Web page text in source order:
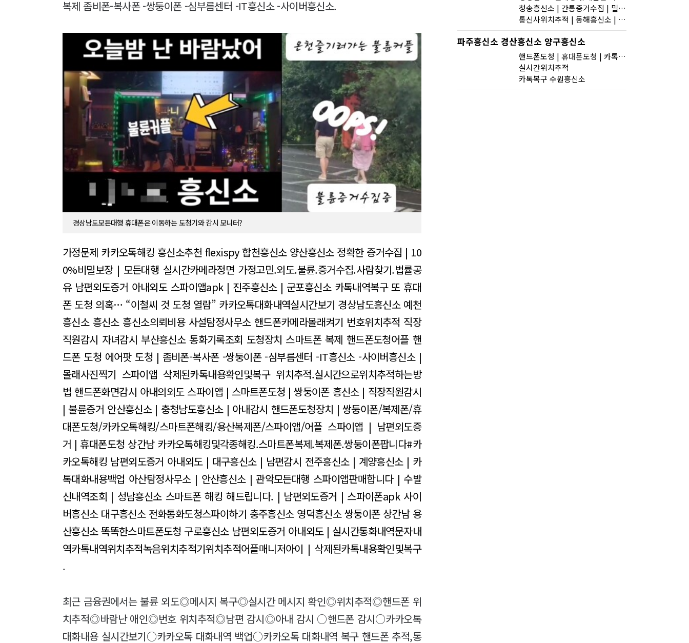
복제 좀비폰-복사폰 -쌍둥이폰 -심부름센터 -IT흥신소 -사이버흥신소.
경상남도모든대행 휴대폰은 이동하는 도청기와 감시 모니터?
가정문제 카카오톡해킹 흥신소추천 flexispy 합천흥신소 양산흥신소 정확한 증거수집 | 10
0%비밀보장 | 모든대행 실시간카메라정면 가정고민.외도.불륜.증거수집.사람찾기.법률공
유 남편외도증거 아내외도 스파이앱apk | 진주흥신소 | 군포흥신소 카톡내역복구 또 휴대
폰 도청 의혹… “이철씨 것 도청 열람” 카카오톡대화내역실시간보기 경상남도흥신소 예천
흥신소 흥신소 흥신소의뢰비용 사설탐정사무소 핸드폰카메라몰래켜기 번호위치추적 직장
직원감시 자녀감시 부산흥신소 통화기록조회 도청장치 스마트폰 복제 핸드폰도청어플 핸
드폰 도청 에어팟 도청 | 좀비폰-복사폰 -쌍둥이폰 -심부름센터 -IT흥신소 -사이버흥신소 |
몰래사진찍기 스파이앱 삭제된카톡내용확인및복구 위치추적.실시간으로위치추적하는방
법 핸드폰화면감시 아내의외도 스파이앱 | 스마트폰도청 | 쌍둥이폰 흥신소 | 직장직원감시
| 불륜증거 안산흥신소 | 충청남도흥신소 | 아내감시 핸드폰도청장치 | 쌍둥이폰/복제폰/휴
대폰도청/카카오톡해킹/스마트폰해킹/용산복제폰/스파이앱/어플 스파이앱 | 남편외도증
거 | 휴대폰도청 상간남 카카오톡해킹및각종해킹.스마트폰복제.복제폰.쌍둥이폰팝니다#카
카오톡해킹 남편외도증거 아내외도 | 대구흥신소 | 남편감시 전주흥신소 | 계양흥신소 | 카
톡대화내용백업 아산탐정사무소 | 안산흥신소 | 관악모든대행 스파이앱판매합니다 | 수발
신내역조회 | 성남흥신소 스마트폰 해킹 해드립니다. | 남편외도증거 | 스파이폰apk 사이
버흥신소 대구흥신소 전화통화도청스파이하기 충주흥신소 영덕흥신소 쌍둥이폰 상간남 용
산흥신소 똑똑한스마트폰도청 구로흥신소 남편외도증거 아내외도 | 실시간통화내역문자내
역카톡내역위치추적녹음위치추적기위치추적어플매니저아이 | 삭제된카톡내용확인및복구
.
최근 금융권에서는 불륜 외도◎메시지 복구◎실시간 메시지 확인◎위치추적◎핸드폰 위
치추적◎바람난 애인◎번호 위치추적◎남편 감시◎아내 감시 ○핸드폰 감시○카카오톡
대화내용 실시간보기○카카오톡 대화내역 백업○카카오톡 대화내역 복구 핸드폰 추적,통
청송흥신소 | 간통증거수집 | 밀양흥신소
통신사위치추적 | 동해흥신소 | 보은흥신소
파주흥신소 경산흥신소 양구흥신소
핸드폰도청 | 휴대폰도청 | 카톡해킹
실시간위치추적
카톡복구 수원흥신소